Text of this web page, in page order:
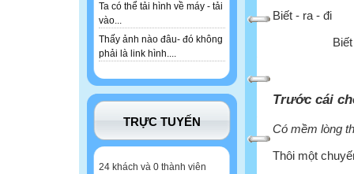
Ta có thể tải hình về máy - tải
vào...
Thấy ảnh nào đâu- đó không
phải là link hình....
TRỰC TUYẾN
24 khách và 0 thành viên
Biết - ra - đi
Trước cái
Có mềm lòng
Thôi một